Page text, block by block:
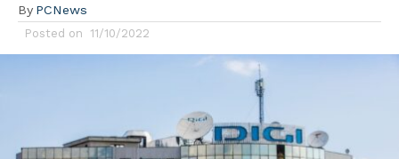
By PCNews
Posted on 11/10/2022